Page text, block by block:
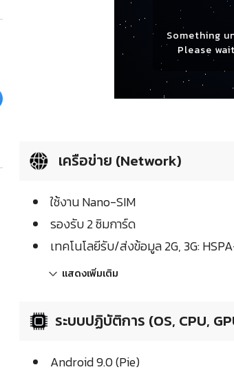
Something
Please
เครือข่าย (Network)
ใช้งาน Nano-SIM
รองรับ 2 ซิมการ์ด
เทคโนโลยีรับ/ส่งข้อมูล 2G, 3G:
แสดงเพิ่มเติม
ระบบปฏิบัติการ (OS, CPU,
Android 9.0 (Pie)